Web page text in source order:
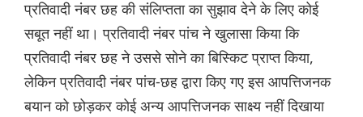
प्रतिवादी नंबर छह की संलिप्तता का सुझाव देने के लिए कोई
सबूत नहीं था। प्रतिवादी नंबर पांच ने खुलासा किया कि
प्रतिवादी नंबर छह ने उससे सोने का बिस्किट प्राप्त किया,
लेकिन प्रतिवादी नंबर पांच-छह द्वारा किए गए इस आपत्तिजनक
बयान को छोड़कर कोई अन्य आपत्तिजनक साक्ष्य नहीं दिखाया